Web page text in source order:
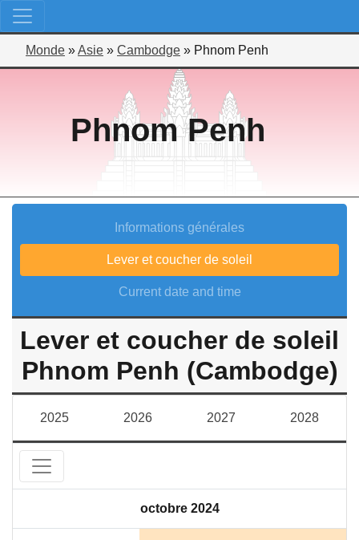
Monde »Asie » Cambodge » Phnom Penh
Phnom Penh
Informations générales
Lever et coucher de soleil
Current date and time
Lever et coucher de soleil
Phnom Penh (Cambodge)
2025 2026 2027 2028
octobre 2024